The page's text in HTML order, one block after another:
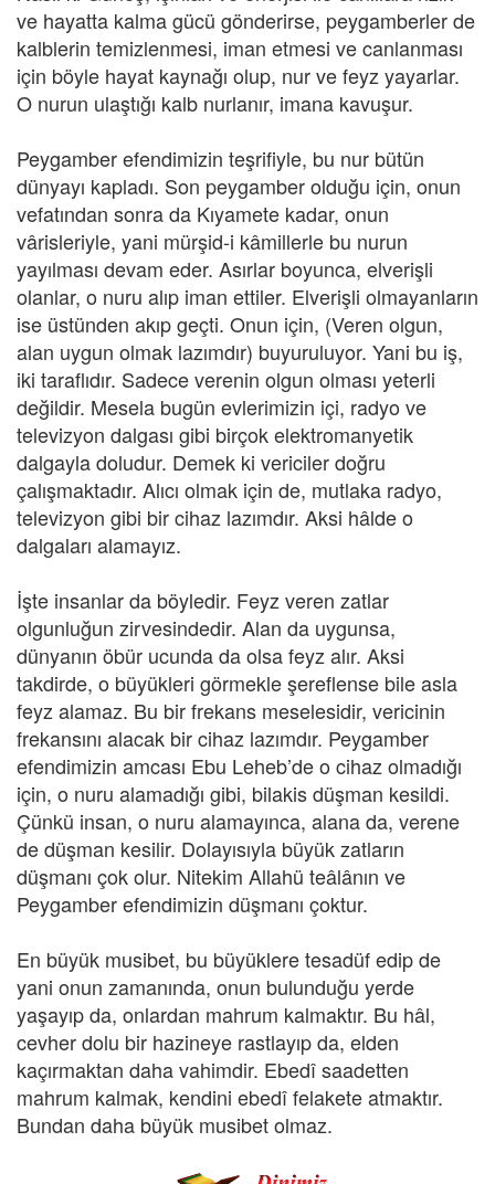
ve hayatta kalma gücü gönderirse, peygamberler de
kalblerin temizlenmesi, iman etmesi ve canlanması
için böyle hayat kaynağı olup, nur ve feyz yayarlar.
O nurun ulaştığı kalb nurlanır, imana kavuşur.
Peygamber efendimizin teşrifiyle, bu nur bütün
dünyayı kapladı. Son peygamber olduğu için, onun
vefatından sonra da Kıyamete kadar, onun
vârisleriyle, yani mürşid-i kâmillerle bu nurun
yayılması devam eder. Asırlar boyunca, elverişli
olanlar, o nuru alıp iman ettiler. Elverişli olmayanların
ise üstünden akıp geçti. Onun için, (Veren olgun,
alan uygun olmak lazımdır) buyuruluyor. Yani bu iş,
iki taraflıdır. Sadece verenin olgun olması yeterli
değildir. Mesela bugün evlerimizin içi, radyo ve
televizyon dalgası gibi birçok elektromanyetik
dalgayla doludur. Demek ki vericiler doğru
çalışmaktadır. Alıcı olmak için de, mutlaka radyo,
televizyon gibi bir cihaz lazımdır. Aksi hâlde o
dalgaları alamayız.
İşte insanlar da böyledir. Feyz veren zatlar
olgunluğun zirvesindedir. Alan da uygunsa,
dünyanın öbür ucunda da olsa feyz alır. Aksi
takdirde, o büyükleri görmekle şereflense bile asla
feyz alamaz. Bu bir frekans meselesidir, vericinin
frekansını alacak bir cihaz lazımdır. Peygamber
efendimizin amcası Ebu Leheb’de o cihaz olmadığı
için, o nuru alamadığı gibi, bilakis düşman kesildi.
Çünkü insan, o nuru alamayınca, alana da, verene
de düşman kesilir. Dolayısıyla büyük zatların
düşmanı çok olur. Nitekim Allahü teâlânın ve
Peygamber efendimizin düşmanı çoktur.
En büyük musibet, bu büyüklere tesadüf edip de
yani onun zamanında, onun bulunduğu yerde
yaşayıp da, onlardan mahrum kalmaktır. Bu hâl,
cevher dolu bir hazineye rastlayıp da, elden
kaçırmaktan daha vahimdir. Ebedî saadetten
mahrum kalmak, kendini ebedî felakete atmaktır.
Bundan daha büyük musibet olmaz.